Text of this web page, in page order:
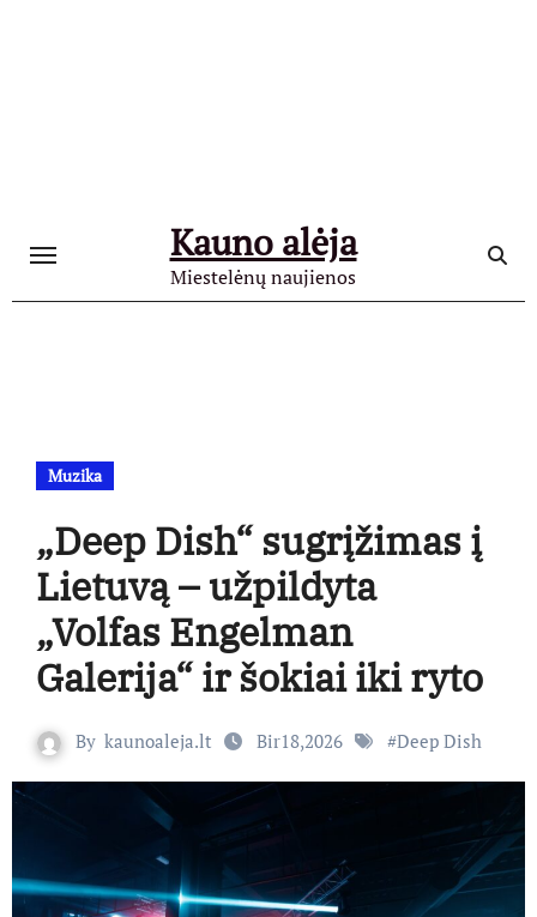
Kauno alėja
Miestelėnų naujienos
Muzika
„Deep Dish“ sugrįžimas į
Lietuvą – užpildyta
„Volfas Engelman
Galerija“ ir šokiai iki ryto
By kaunoaleja.lt Bir18,2026 #Deep Dish